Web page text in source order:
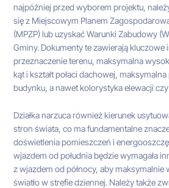
najpóźniej przed wyborem projektu,
się z Miejscowym Planem
(MPZP) lub uzyskać Warunki Zabudowy
Gminy. Dokumenty te zawierają kluczowe
przeznaczenie terenu, maksymalna
kąt i kształt połaci dachowej,
budynku, a nawet kolorystyka elewacji
Działka narzuca również kierunek
stron świata, co ma fundamentalne
doświetlenia pomieszczeń i
wjazdem od południa będzie wymagała
z wjazdem od północy, aby maksymalnie
światło w strefie dziennej. Należy także